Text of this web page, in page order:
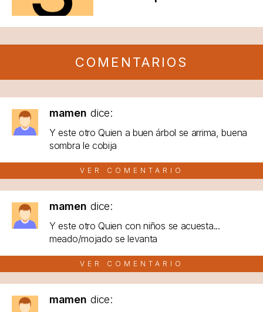
COMENTARIOS
mamen dice:
Y este otro Quien a buen árbol se arrima, buena
sombra le cobija
VER COMENTARIO
mamen dice:
Y este otro Quien con niños se acuesta...
meado/mojado se levanta
VER COMENTARIO
mamen dice: